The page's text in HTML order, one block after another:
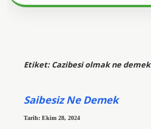
Etiket:Cazibesi olmak ne demek
Saibesiz Ne Demek
Tarih: Ekim 28, 2024